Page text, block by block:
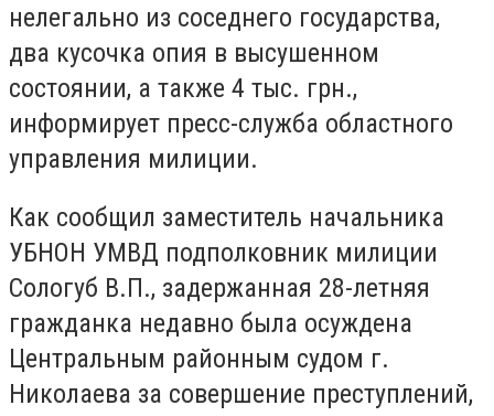
нелегально из соседнего государства,
два кусочка опия в высушенном
состоянии, а также 4 тыс. грн.,
информирует пресс-служба областного
управления милиции.
Как сообщил заместитель начальника
УБНОН УМВД подполковник милиции
Сологуб В.П., задержанная 28-летняя
гражданка недавно была осуждена
Центральным районным судом г.
Николаева за совершение преступлений,